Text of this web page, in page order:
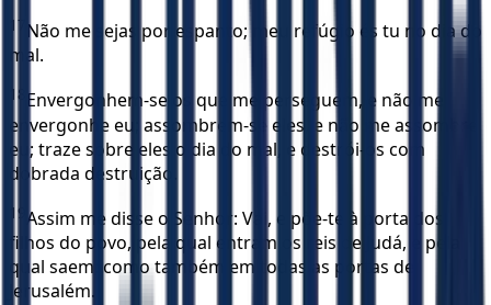
17 Não me sejas por espanto; meu refúgio és tu no dia do
mal.
18 Envergonhem-se os que me perseguem, e não me
envergonhe eu; assombrem-se eles, e não me assombre
eu; traze sobre eles o dia do mal, e destrói-os com
dobrada destruição.
19 Assim me disse o Senhor: Vai, e põe-te à porta dos
filhos do povo, pela qual entram os reis de Judá, e pela
qual saem; como também em todas as portas de
Jerusalém.